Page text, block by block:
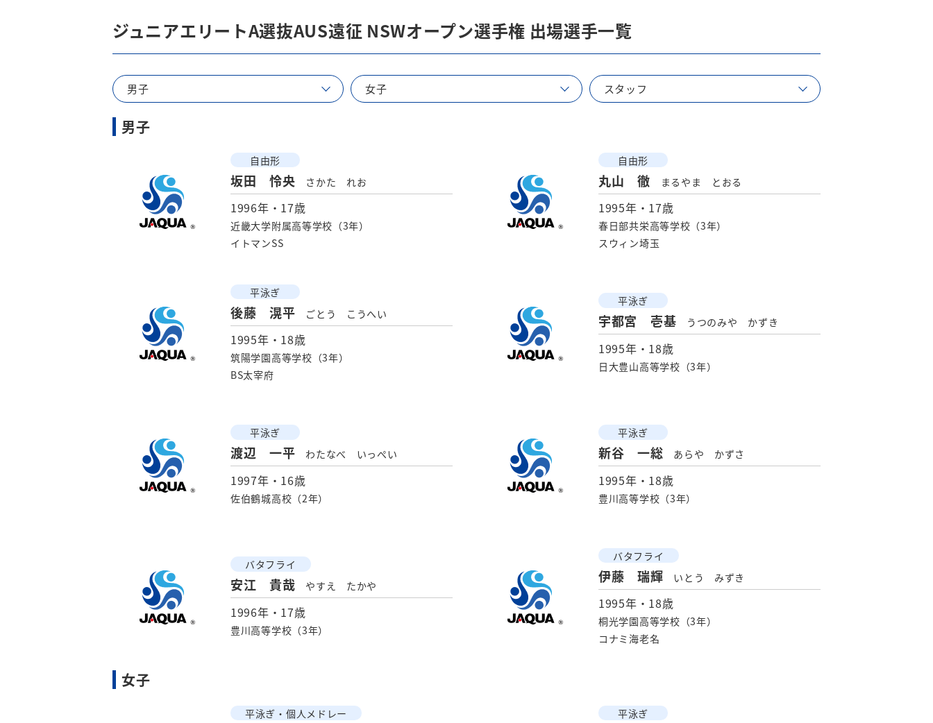
ジュニアエリートA選抜AUS遠征 NSWオープン選手権 出場選⼿⼀覧
男子 女子 スタッフ
男子
自由形
坂田 怜央 さかた れお
1996年・17歳
近畿大学附属高等学校（3年）
イトマンSS
自由形
丸山 徹 まるやま とおる
1995年・17歳
春日部共栄高等学校（3年）
スウィン埼玉
平泳ぎ
後藤 滉平 ごとう こうへい
1995年・18歳
筑陽学園高等学校（3年）
BS太宰府
平泳ぎ
宇都宮 壱基 うつのみや かずき
1995年・18歳
日大豊山高等学校（3年）
平泳ぎ
渡辺 一平 わたなべ いっぺい
1997年・16歳
佐伯鶴城高校（2年）
平泳ぎ
新谷 一総 あらや かずさ
1995年・18歳
豊川高等学校（3年）
バタフライ
安江 貴哉 やすえ たかや
1996年・17歳
豊川高等学校（3年）
バタフライ
伊藤 瑞輝 いとう みずき
1995年・18歳
桐光学園高等学校（3年）
コナミ海老名
女子
平泳ぎ・個人メドレー 平泳ぎ